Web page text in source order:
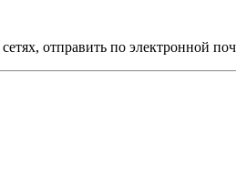
отправить по электронной